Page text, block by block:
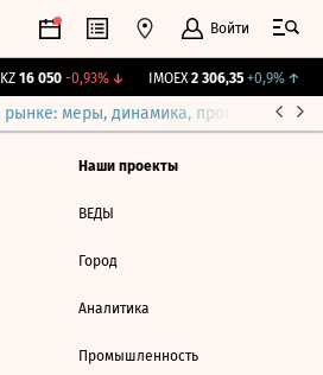
Войти
16 050 -0,93%↓ IMOEX 2 306,35 +0,9%↑
меры, динамика, прогнозы
Наши проекты
ВЕДЫ
Город
Аналитика
Промышленность